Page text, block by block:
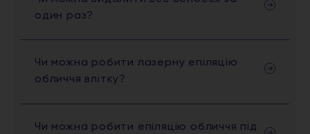
один раз?
Чи можна робити лазерну епіляцію
обличчя влітку?
Чи можна робити епіляцію обличчя під